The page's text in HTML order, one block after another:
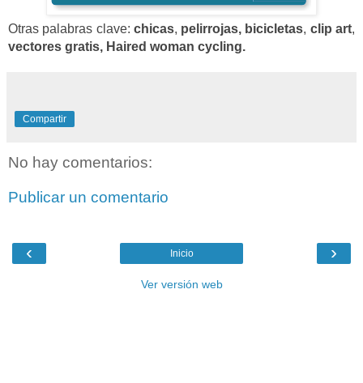
Otras palabras clave: chicas, pelirrojas, bicicletas, clip art,
vectores gratis, Haired woman cycling.
Compartir
No hay comentarios:
Publicar un comentario
‹ ›
Inicio
Ver versión web